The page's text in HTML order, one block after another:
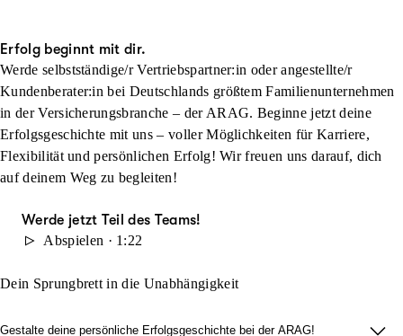
Erfolg beginnt mit dir.
Werde selbstständige/r Vertriebspartner:in oder angestellte/r
Kundenberater:in bei Deutschlands größtem Familienunternehmen
in der Versicherungsbranche – der ARAG. Beginne jetzt deine
Erfolgsgeschichte mit uns – voller Möglichkeiten für Karriere,
Flexibilität und persönlichen Erfolg! Wir freuen uns darauf, dich
auf deinem Weg zu begleiten!
Werde jetzt Teil des Teams!
Abspielen · 1:22
Dein Sprungbrett in die Unabhängigkeit
Gestalte deine persönliche Erfolgsgeschichte bei der ARAG!